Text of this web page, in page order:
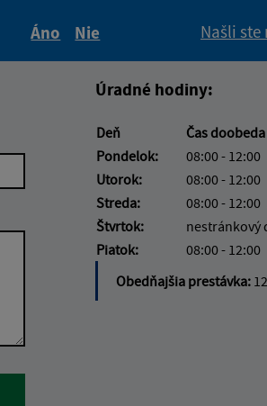
Áno
Nie
Našli ste
Úradné hodiny:
Deň Čas doobeda
Pondelok:
08:00 - 12:00
Utorok:
08:00 - 12:00
Streda:
08:00 - 12:00
Štvrtok:
nestránkový
Piatok:
08:00 - 12:00
Obedňajšia prestávka: